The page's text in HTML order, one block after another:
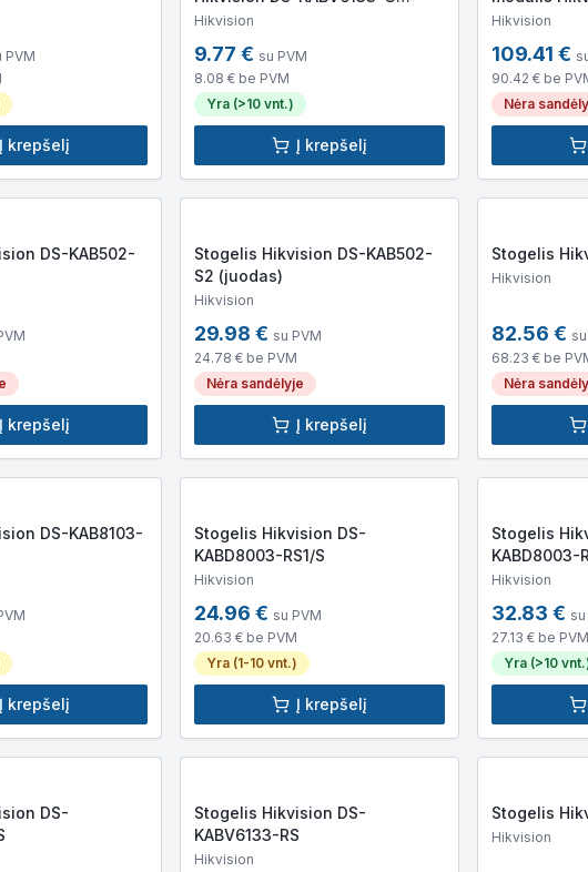
PVM
Į krepšelį
SURFACE
Hikvision
9.77 € su PVM
8.08 € be PVM
Yra (>10 vnt.)
Į krepšelį
FB
Hikvision
109.41 €
90.42 € be
Nėra
DS-KAB502-
Į krepšelį
Stogelis Hikvision DS-KAB502-
S2 (juodas)
Hikvision
29.98 € su PVM
24.78 € be PVM
Nėra sandėlyje
Į krepšelį
Stogelis
Hikvision
82.56 €
68.23 € be
Nėra
DS-KAB8103-
Į krepšelį
Stogelis Hikvision DS-
KABD8003-RS1/S
Hikvision
24.96 € su PVM
20.63 € be PVM
Yra (1-10 vnt.)
Į krepšelį
Stogelis
KABD8003-
Hikvision
32.83 € su
27.13 € be PVM
Yra (>10
DS-
Stogelis Hikvision DS-
KABV6133-RS
Hikvision
Stogelis
Hikvision